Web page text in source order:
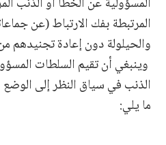
المرتبطة بفك الارتباط (عن
والحيلولة دون إعادة تجنيدهم
وينبغي أن تقيم السلطات
الذنب في سياق النظر إلى
ما يلي: